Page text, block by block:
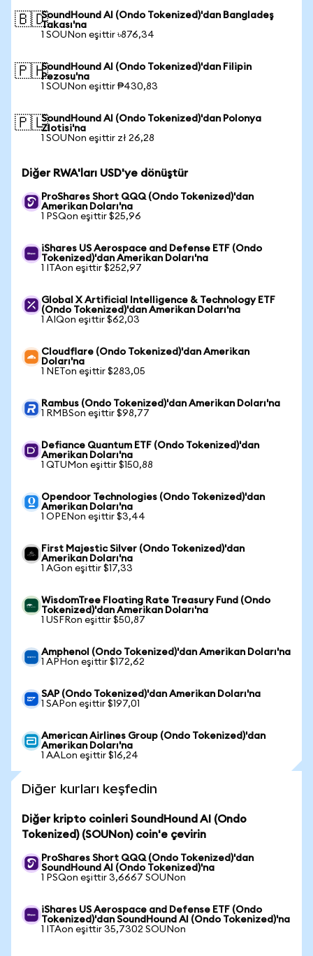
🇧🇩SoundHound AI (Ondo Tokenized)'dan Bangladeş
Takası'na
1 SOUNon eşittir ৳876,34
🇵🇭SoundHound AI (Ondo Tokenized)'dan Filipin
Pezosu'na
1 SOUNon eşittir ₱430,83
🇵🇱SoundHound AI (Ondo Tokenized)'dan Polonya
Zlotisi'na
1 SOUNon eşittir zł 26,28
Diğer RWA'ları USD'ye dönüştür
ProShares Short QQQ (Ondo Tokenized)'dan
Amerikan Doları'na
1 PSQon eşittir $25,96
iShares US Aerospace and Defense ETF (Ondo
Tokenized)'dan Amerikan Doları'na
1 ITAon eşittir $252,97
Global X Artificial Intelligence & Technology ETF
(Ondo Tokenized)'dan Amerikan Doları'na
1 AIQon eşittir $62,03
Cloudflare (Ondo Tokenized)'dan Amerikan
Doları'na
1 NETon eşittir $283,05
Rambus (Ondo Tokenized)'dan Amerikan Doları'na
1 RMBSon eşittir $98,77
Defiance Quantum ETF (Ondo Tokenized)'dan
Amerikan Doları'na
1 QTUMon eşittir $150,88
Opendoor Technologies (Ondo Tokenized)'dan
Amerikan Doları'na
1 OPENon eşittir $3,44
First Majestic Silver (Ondo Tokenized)'dan
Amerikan Doları'na
1 AGon eşittir $17,33
WisdomTree Floating Rate Treasury Fund (Ondo
Tokenized)'dan Amerikan Doları'na
1 USFRon eşittir $50,87
Amphenol (Ondo Tokenized)'dan Amerikan Doları'na
1 APHon eşittir $172,62
SAP (Ondo Tokenized)'dan Amerikan Doları'na
1 SAPon eşittir $197,01
American Airlines Group (Ondo Tokenized)'dan
Amerikan Doları'na
1 AALon eşittir $16,24
Diğer kurları keşfedin
Diğer kripto coinleri SoundHound AI (Ondo
Tokenized) (SOUNon) coin'e çevirin
ProShares Short QQQ (Ondo Tokenized)'dan
SoundHound AI (Ondo Tokenized)'na
1 PSQon eşittir 3,6667 SOUNon
iShares US Aerospace and Defense ETF (Ondo
Tokenized)'dan SoundHound AI (Ondo Tokenized)'na
1 ITAon eşittir 35,7302 SOUNon